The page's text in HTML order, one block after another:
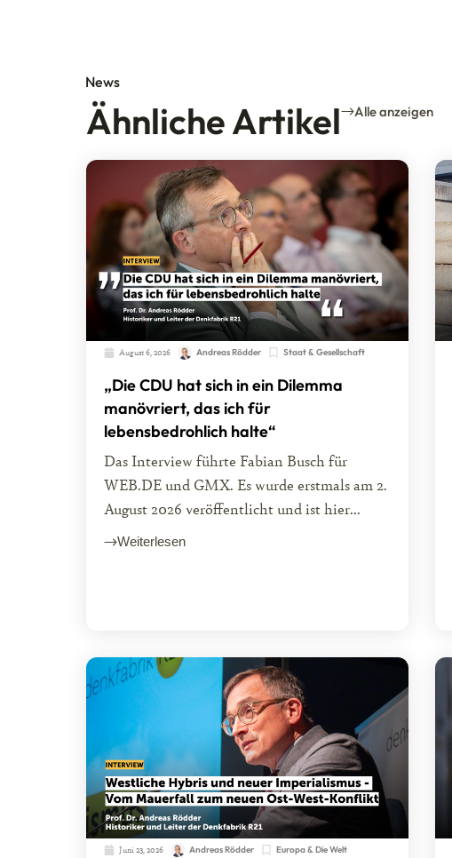
News
Ähnliche Artikel Alle anzeigen
August 6, 2026 Andreas Rödder Staat & Gesellschaft
„Die CDU hat sich in ein Dilemma
manövriert, das ich für
lebensbedrohlich halte“
Das Interview führte Fabian Busch für
WEB.DE und GMX. Es wurde erstmals am 2.
August 2026 veröffentlicht und ist hier...
Weiterlesen
Juni 23, 2026 Andreas Rödder Europa & Die Welt